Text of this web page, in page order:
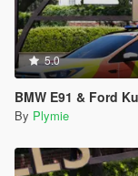
5.0
BMW E91 & Ford
By Plymie